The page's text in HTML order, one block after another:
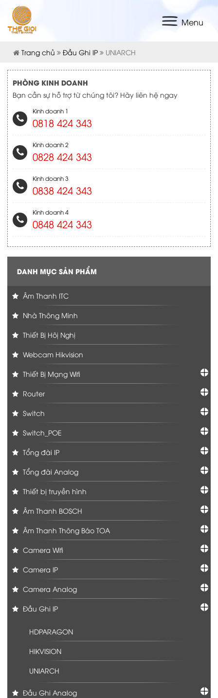
Menu
Trang chủ Đầu Ghi IP UNIARCH
PHÒNG KINH DOANH
Bạn cần sự hỗ trợ từ chúng tôi? Hãy liên hệ ngay
Kinh doanh 1
0818 424 343
Kinh doanh 2
0828 424 343
Kinh doanh 3
0838 424 343
Kinh doanh 4
0848 424 343
DANH MỤC SẢN PHẨM
Âm Thanh ITC
Nhà Thông Minh
Thiết Bị Hôị Nghị
Webcam Hikvision
Thiết Bị Mạng Wifi
Router
Switch
Switch_POE
Tổng đài IP
Tổng đài Analog
Thiết bị truyền hình
Âm Thanh BOSCH
Âm Thanh Thông Báo TOA
Camera Wifi
Camera IP
Camera Analog
Đầu Ghi IP
HDPARAGON
HIKVISION
UNIARCH
Đầu Ghi Analog